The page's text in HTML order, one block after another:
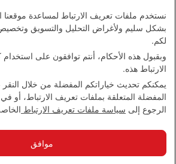
بيان إمكانية الدخول
اتصل بنا
سياسة الخصوصية
الشروط والأحكام
سياسة ملفات تعريف الارتباط
بيان الشفافية بموجب قانون مكافحة
نستخدم ملفات تعريف الارتباط لمساعدة
بشكل سليم ولأغراض التحليل والتسويق
لكم.
وبقبول هذه الأحكام، أنتم توافقون على
الارتباط هذه.
يمكنكم تحديث خياراتكم المفضلة من خلال
المفضلة المتعلقة بملفات تعريف الارتباط،
الرجوع إلى سياسة ملفات تعريف الارتباط
موافق